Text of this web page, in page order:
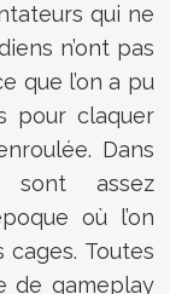
qui ne
n’ont pas
que l’on a pu
pour claquer
Dans
sont assez
où l’on
Toutes
de gameplay